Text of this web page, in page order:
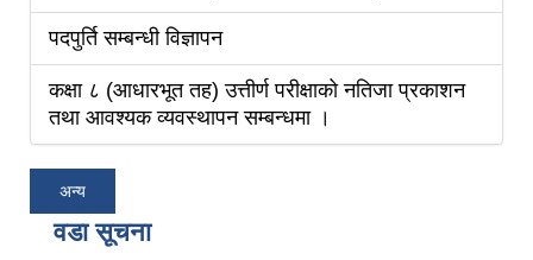
पदपुर्ति सम्बन्धी विज्ञापन
कक्षा ८ (आधारभूत तह) उत्तीर्ण परीक्षाको नतिजा प्रकाशन
तथा आवश्यक व्यवस्थापन सम्बन्धमा ।
अन्य
वडा सूचना